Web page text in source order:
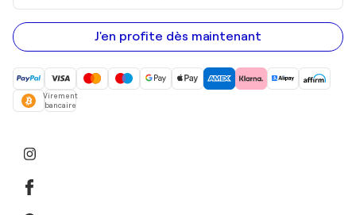
adresse
e-
mail
J'en profite dès maintenant
Virement
bancaire